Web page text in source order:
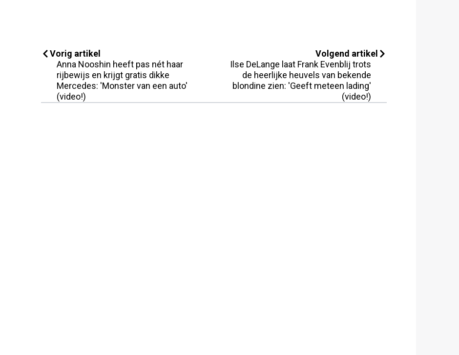
Vorig artikel
Anna Nooshin heeft pas nét haar
rijbewijs en krijgt gratis dikke
Mercedes: 'Monster van een auto'
(video!)
Volgend artikel
Ilse DeLange laat Frank Evenblij trots
de heerlijke heuvels van bekende
blondine zien: 'Geeft meteen lading'
(video!)